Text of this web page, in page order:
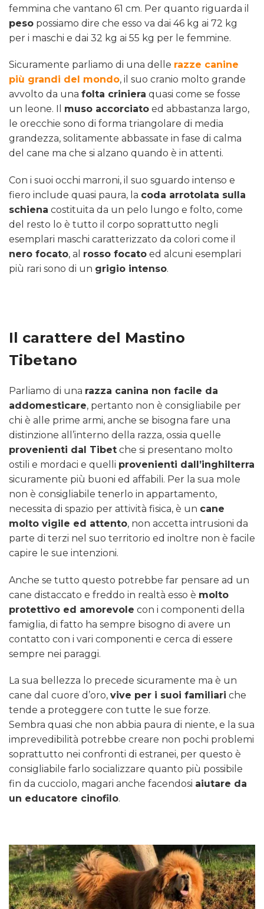
femmina che vantano 61 cm. Per quanto riguarda il
peso possiamo dire che esso va dai 46 kg ai 72 kg
per i maschi e dai 32 kg ai 55 kg per le femmine.
Sicuramente parliamo di una delle razze canine
più grandi del mondo, il suo cranio molto grande
avvolto da una folta criniera quasi come se fosse
un leone. Il muso accorciato ed abbastanza largo,
le orecchie sono di forma triangolare di media
grandezza, solitamente abbassate in fase di calma
del cane ma che si alzano quando è in attenti.
Con i suoi occhi marroni, il suo sguardo intenso e
fiero include quasi paura, la coda arrotolata sulla
schiena costituita da un pelo lungo e folto, come
del resto lo è tutto il corpo soprattutto negli
esemplari maschi caratterizzato da colori come il
nero focato, al rosso focato ed alcuni esemplari
più rari sono di un grigio intenso.
Il carattere del Mastino
Tibetano
Parliamo di una razza canina non facile da
addomesticare, pertanto non è consigliabile per
chi è alle prime armi, anche se bisogna fare una
distinzione all’interno della razza, ossia quelle
provenienti dal Tibet che si presentano molto
ostili e mordaci e quelli provenienti dall’inghilterra
sicuramente più buoni ed affabili. Per la sua mole
non è consigliabile tenerlo in appartamento,
necessita di spazio per attività fisica, è un cane
molto vigile ed attento, non accetta intrusioni da
parte di terzi nel suo territorio ed inoltre non è facile
capire le sue intenzioni.
Anche se tutto questo potrebbe far pensare ad un
cane distaccato e freddo in realtà esso è molto
protettivo ed amorevole con i componenti della
famiglia, di fatto ha sempre bisogno di avere un
contatto con i vari componenti e cerca di essere
sempre nei paraggi.
La sua bellezza lo precede sicuramente ma è un
cane dal cuore d’oro, vive per i suoi familiari che
tende a proteggere con tutte le sue forze.
Sembra quasi che non abbia paura di niente, e la sua
imprevedibilità potrebbe creare non pochi problemi
soprattutto nei confronti di estranei, per questo è
consigliabile farlo socializzare quanto più possibile
fin da cucciolo, magari anche facendosi aiutare da
un educatore cinofilo.